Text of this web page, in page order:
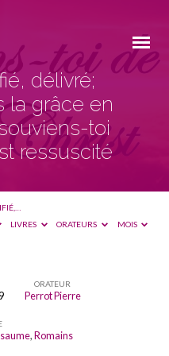
délivré;
la grâce en
toi
ressuscité
LIVRES ORATEURS MOIS
ORATEUR
Perrot Pierre
,Romains